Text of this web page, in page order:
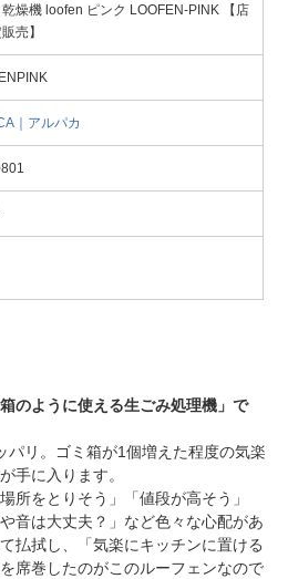
燥機 loofen ピンク LOOFEN-PINK 【店
売】
｜アルパカ
のように使える生ごみ処理機」で
パリ。ゴミ箱が1個増えた程度の気楽
手に入ります。
所をとりそう」「値段が高そう」
音は大丈夫？」など色々な心配があ
払拭し、「気楽にキッチンに置ける
席巻したのがこのルーフェンなので